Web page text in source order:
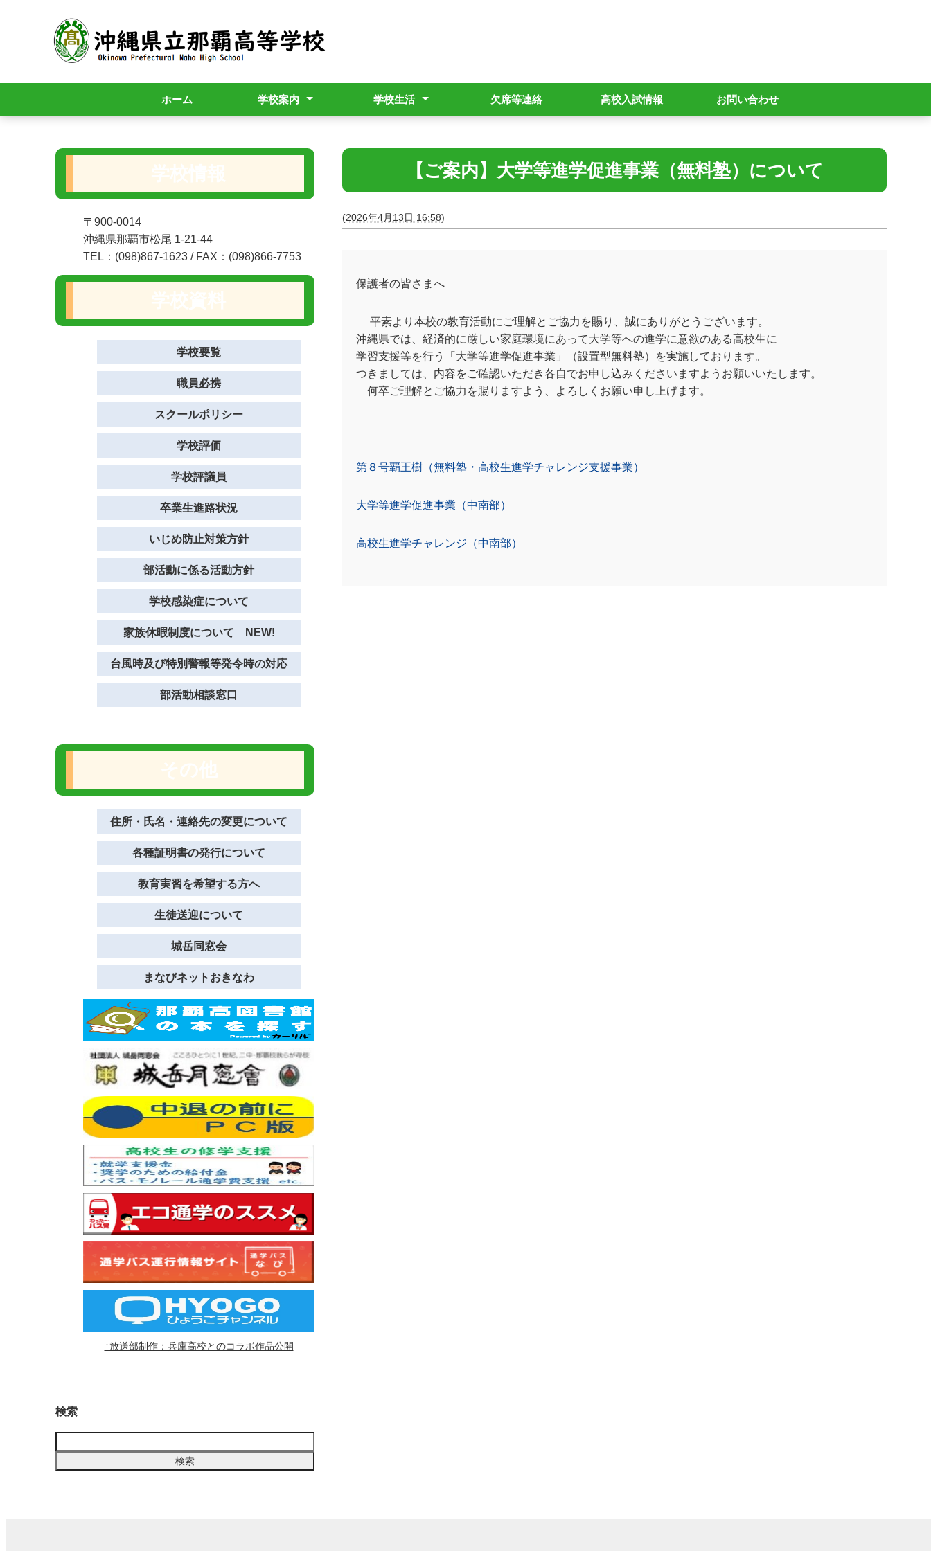
ホーム 学校案内 学校生活 欠席等連絡 高校入試情報 お問い合わせ
【ご案内】大学等進学促進事業（無料塾）について
(2026年4月13日 16:58)
保護者の皆さまへ
平素より本校の教育活動にご理解とご協力を賜り、誠にありがとうございます。
沖縄県では、経済的に厳しい家庭環境にあって大学等への進学に意欲のある高校生に
学習支援等を行う「大学等進学促進事業」（設置型無料塾）を実施しております。
つきましては、内容をご確認いただき各自でお申し込みくださいますようお願いいたします。
何卒ご理解とご協力を賜りますよう、よろしくお願い申し上げます。
第８号覇王樹（無料塾・高校生進学チャレンジ支援事業）
大学等進学促進事業（中南部）
高校生進学チャレンジ（中南部）
〒900-0014
沖縄県那覇市松尾 1-21-44
TEL：(098)867-1623 / FAX：(098)866-7753
学校要覧
職員必携
スクールポリシー
学校評価
学校評議員
卒業生進路状況
いじめ防止対策方針
部活動に係る活動方針
学校感染症について
家族休暇制度について NEW!
台風時及び特別警報等発令時の対応
部活動相談窓口
住所・氏名・連絡先の変更について
各種証明書の発行について
教育実習を希望する方へ
生徒送迎について
城岳同窓会
まなびネットおきなわ
↑放送部制作：兵庫高校とのコラボ作品公開
検索